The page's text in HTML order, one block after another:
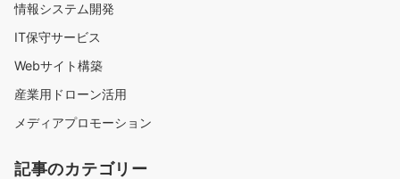
情報システム開発
IT保守サービス
Webサイト構築
産業用ドローン活用
メディアプロモーション
記事のカテゴリー